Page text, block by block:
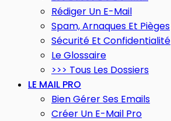
Rédiger Un E-Mail
Spam, Arnaques Et Pièges
Sécurité Et Confidentialité
Le Glossaire
>>> Tous Les Dossiers
LE MAIL PRO
Bien Gérer Ses Emails
Créer Un E-Mail Pro